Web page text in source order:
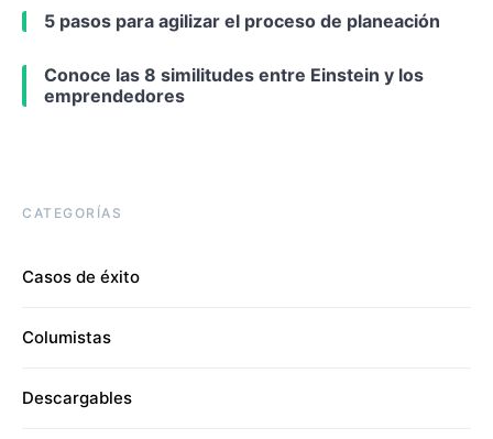
5 pasos para agilizar el proceso de planeación
Conoce las 8 similitudes entre Einstein y los
emprendedores
CATEGORÍAS
Casos de éxito
Columistas
Descargables